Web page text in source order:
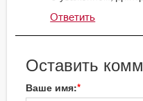
Ответить
Оставить
Ваше имя: